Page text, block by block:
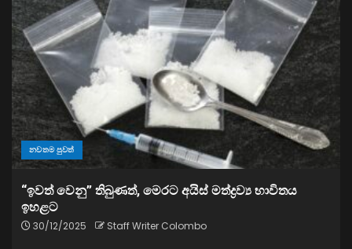
නවතම පුවත්
“ඉවත් වෙනු” තිබුණත්, මෙරට අයිස් මත්ද්‍රව්‍ය භාවිතය
ඉහළට
30/12/2025 Staff Writer Colombo